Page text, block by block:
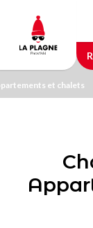
contenu
principal
et chalets